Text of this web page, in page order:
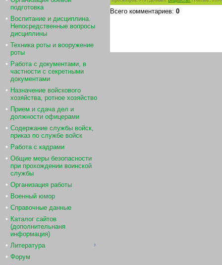
подготовка
Воспитание и дисциплина.
Непосредственные вопросы
дисциплины
Техника роты и вооружение
роты
Работа с документами, в
частности с секретными
документами
Назначение войскового
хозяйства, ротное хозяйство
Прием и сдача дел и
должности офицерами
Содержание службы войск,
приказ по службе войск
Работа с кадрами
Общие меры безопасности
при прохождении воинской
службы
Организация работы
Военный юмор
Справочные данные
Каталог сайтов
(дополнительнаня
информация)
Литература
Форум
Всего комментариев: 0